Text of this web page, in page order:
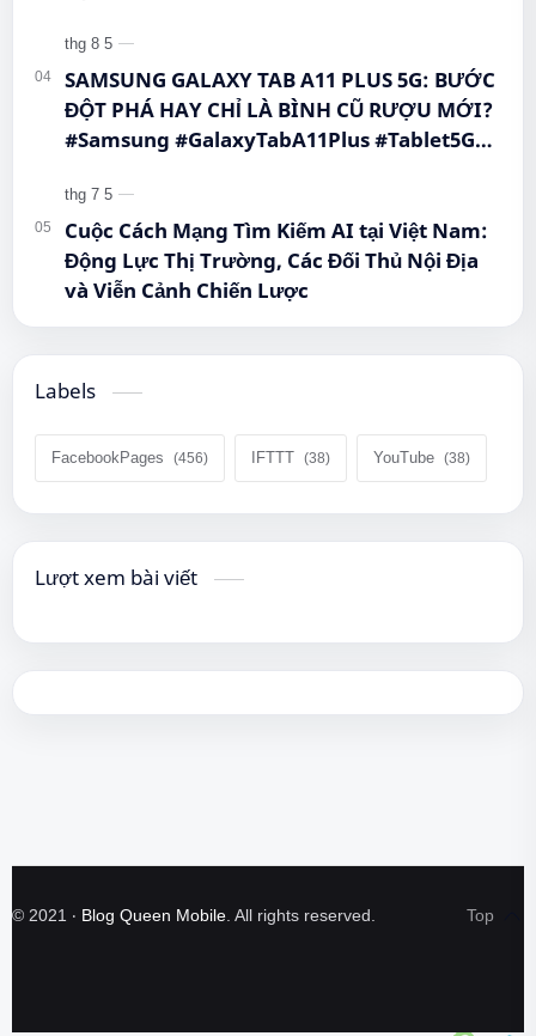
SAMSUNG GALAXY TAB A11 PLUS 5G: BƯỚC
ĐỘT PHÁ HAY CHỈ LÀ BÌNH CŨ RƯỢU MỚI?
#Samsung #GalaxyTabA11Plus #Tablet5G
Cuộc Cách Mạng Tìm Kiếm AI tại Việt Nam:
Động Lực Thị Trường, Các Đối Thủ Nội Địa
và Viễn Cảnh Chiến Lược
Labels
FacebookPages IFTTT YouTube
Lượt xem bài viết
© 2021 ‧ Blog Queen Mobile. All rights reserved.